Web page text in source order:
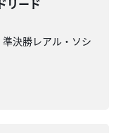
リード
決勝レアル・ソシ